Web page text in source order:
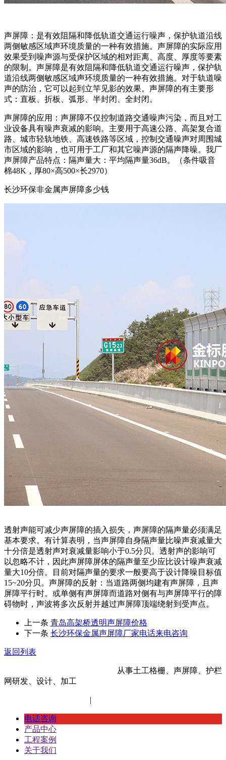
声屏障：是有效阻隔和降低轨道交通运行噪声，保护轨道沿线
两侧敏感区域声环境质量的一种有效措施。声屏障的实际应用
效果受到噪声源与受保护区域的相对距离、高度、厚度等要素
的限制。声屏障是有效阻隔和降低轨道交通运行噪声，保护轨
道沿线两侧敏感区域声环境质量的一种有效措施。对于轨道噪
声的防治，它可以起到立竿见影的效果。声屏障的有主要形
式：直板、折板、弧形、半封闭、全封闭。
声屏障的应用：声屏障不仅控制道路交通噪声污染，而且对工
业设备具有噪声衰减的影响。主要用于高速公路、高架复合道
路、城市轻轨地铁、高速铁路等区域，控制交通噪声对周围城
市区域的影响，也可用于工厂和其它噪声源的隔声降噪。我厂
声屏障产品特点：隔声量大：平均隔声量36dB。（条件吸音
棉48K，厚80×高500×长2970）
长沙环保非金属声屏障多少钱
透射声能可减少声屏障的插入损失，声屏障的隔声量必须满足
基本要求。有计算表明，当声屏障自身隔声量比噪声衰减量大
十分倍是透射声对衰减量影响小于0.5分贝。透射声的影响可
以忽略不计，因此声屏障屏体的隔声量至少应比设计噪声衰减
量大10分倍。目前对隔声量的要求一般要高于设计降噪目标值
15~20分贝。声屏障的反射：当道路两侧均建有声屏障，且声
屏障平行时。或单侧有声屏障而道路对侧有与声屏障平行的障
碍物时，声波将多次反射并越过声屏障顶端绕射到受声点。
上一条 青岛高架桥透明声屏障价格
下一条 长沙环保金属声屏障厂家电话来电咨询
返回列表
从事土工格栅、声屏障、护栏
网研发、设计、加工
|
电话咨询
产品中心
工程案例
关于我们